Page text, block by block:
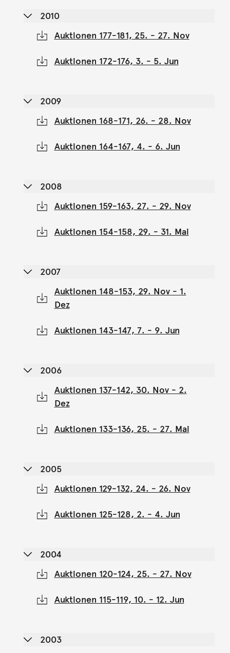
2010
Auktionen 177-181, 25. - 27. Nov
Auktionen 172-176, 3. - 5. Jun
2009
Auktionen 168-171, 26. - 28. Nov
Auktionen 164-167, 4. - 6. Jun
2008
Auktionen 159-163, 27. - 29. Nov
Auktionen 154-158, 29. - 31. Mai
2007
Auktionen 148-153, 29. Nov - 1.
Dez
Auktionen 143-147, 7. - 9. Jun
2006
Auktionen 137-142, 30. Nov - 2.
Dez
Auktionen 133-136, 25. - 27. Mai
2005
Auktionen 129-132, 24. - 26. Nov
Auktionen 125-128, 2. - 4. Jun
2004
Auktionen 120-124, 25. - 27. Nov
Auktionen 115-119, 10. - 12. Jun
2003